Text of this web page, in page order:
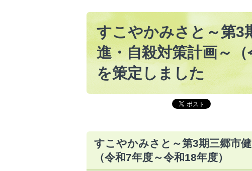
すこやかみさと～第3
進・自殺対策計画～
を策定しました
すこやかみさと～第3期三郷市
（令和7年度～令和18年度）